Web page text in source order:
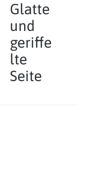
Glatte
und
geriffe
lte
Seite